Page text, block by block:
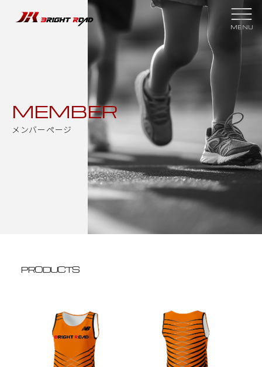
スクールについて
クラブ紹介
スクール理念
スケジュール
指導者紹介
スクールプラン
スポンサー
メンバーページ
入会申し込み
お問い合わせ
MEMBER
メンバーページ
PRODUCTS